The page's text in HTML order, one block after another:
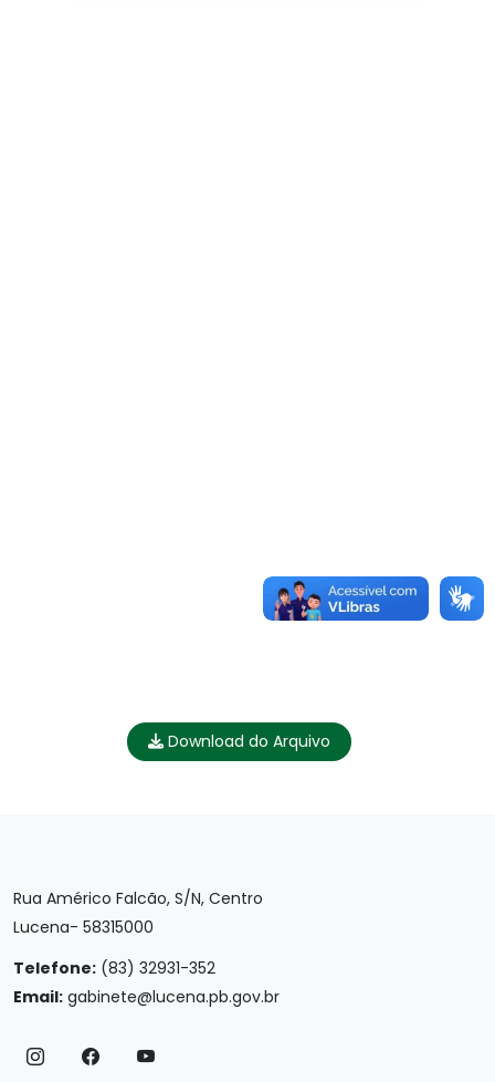
Download do Arquivo
Rua Américo Falcão, S/N, Centro
Lucena- 58315000
Telefone: (83) 32931-352
Email: gabinete@lucena.pb.gov.br